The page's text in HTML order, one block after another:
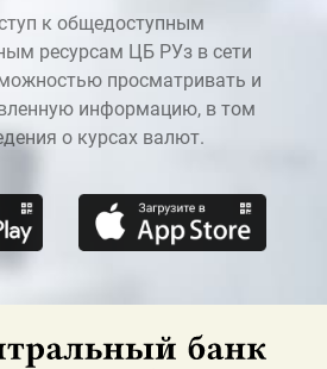
к общедоступным
ресурсам ЦБ РУз в сети
просматривать и
информацию, в том
о курсах валют.